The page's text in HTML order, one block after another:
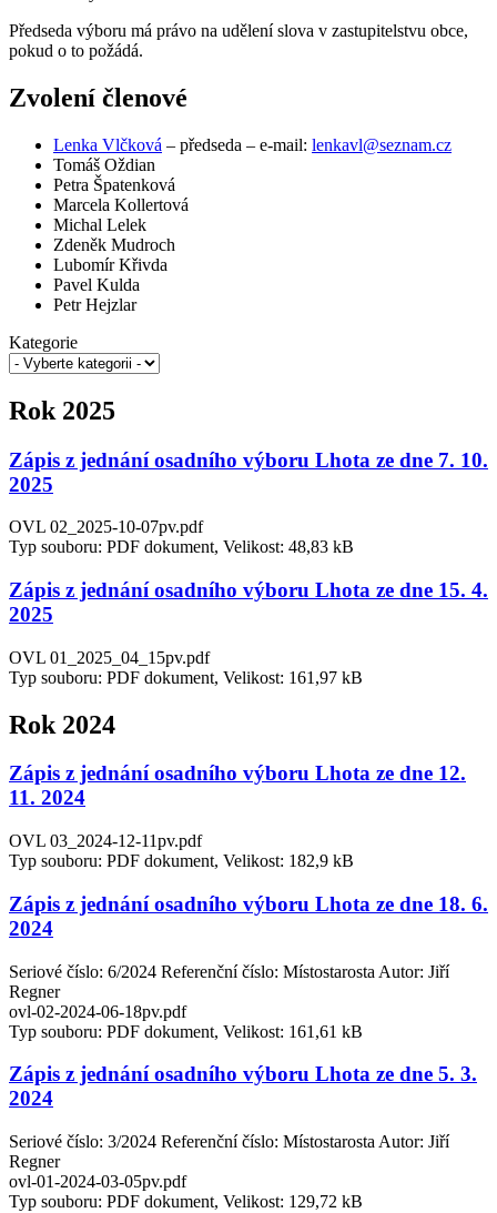
Předseda výboru má právo na udělení slova v zastupitelstvu obce,
pokud o to požádá.
Zvolení členové
Lenka Vlčková – předseda – e-mail: lenkavl@seznam.cz
Tomáš Oždian
Petra Špatenková
Marcela Kollertová
Michal Lelek
Zdeněk Mudroch
Lubomír Křivda
Pavel Kulda
Petr Hejzlar
Kategorie
Rok 2025
Zápis z jednání osadního výboru Lhota ze dne 7. 10.
2025
OVL 02_2025-10-07pv.pdf
Typ souboru: PDF dokument, Velikost: 48,83 kB
Zápis z jednání osadního výboru Lhota ze dne 15. 4.
2025
OVL 01_2025_04_15pv.pdf
Typ souboru: PDF dokument, Velikost: 161,97 kB
Rok 2024
Zápis z jednání osadního výboru Lhota ze dne 12.
11. 2024
OVL 03_2024-12-11pv.pdf
Typ souboru: PDF dokument, Velikost: 182,9 kB
Zápis z jednání osadního výboru Lhota ze dne 18. 6.
2024
Seriové číslo: 6/2024 Referenční číslo: Místostarosta Autor: Jiří
Regner
ovl-02-2024-06-18pv.pdf
Typ souboru: PDF dokument, Velikost: 161,61 kB
Zápis z jednání osadního výboru Lhota ze dne 5. 3.
2024
Seriové číslo: 3/2024 Referenční číslo: Místostarosta Autor: Jiří
Regner
ovl-01-2024-03-05pv.pdf
Typ souboru: PDF dokument, Velikost: 129,72 kB